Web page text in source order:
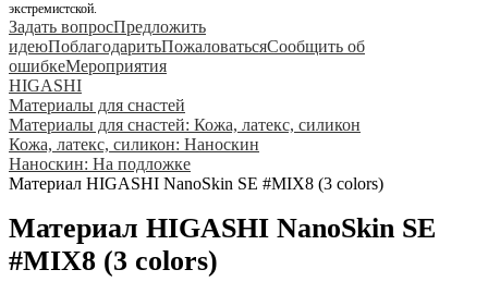
экстремистской.
Задать вопросПредложить
идеюПоблагодаритьПожаловатьсяСообщить об
ошибкеМероприятия
HIGASHI
Материалы для снастей
Материалы для снастей: Кожа, латекс, силикон
Кожа, латекс, силикон: Наноскин
Наноскин: На подложке
Материал HIGASHI NanoSkin SE #MIX8 (3 colors)
Материал HIGASHI NanoSkin SE
#MIX8 (3 colors)